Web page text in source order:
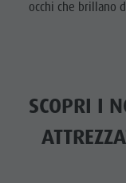
occhi che brillano
SCOPRI I